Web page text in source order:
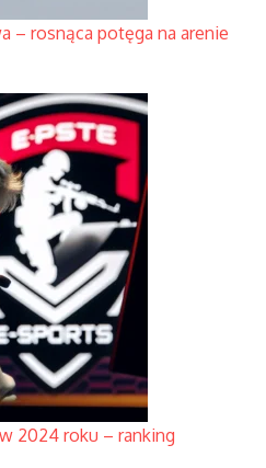
– rosnąca potęga na arenie
2024 roku – ranking